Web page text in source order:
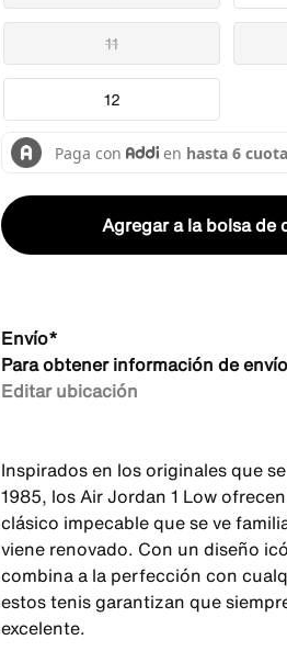
11
12
Agregar a la bolsa de
Envío*
Para obtener información de
Editar ubicación
Inspirados en los originales que
1985, los Air Jordan 1 Low
clásico impecable que se ve
viene renovado. Con un diseño
combina a la perfección con
estos tenis garantizan que
excelente.